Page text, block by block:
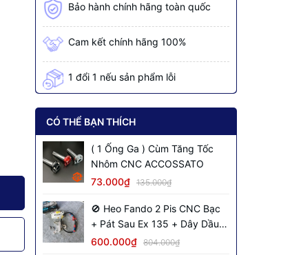
Bảo hành chính hãng toàn quốc
Cam kết chính hãng 100%
1 đổi 1 nếu sản phẩm lỗi
CÓ THỂ BẠN THÍCH
( 1 Ống Ga ) Cùm Tăng Tốc
Nhôm CNC ACCOSSATO
73.000₫ 135.000₫
🚫 Heo Fando 2 Pis CNC Bạc
+ Pát Sau Ex 135 + Dây Dầu
Đen + 2 Ốc Salaya
600.000₫ 804.000₫